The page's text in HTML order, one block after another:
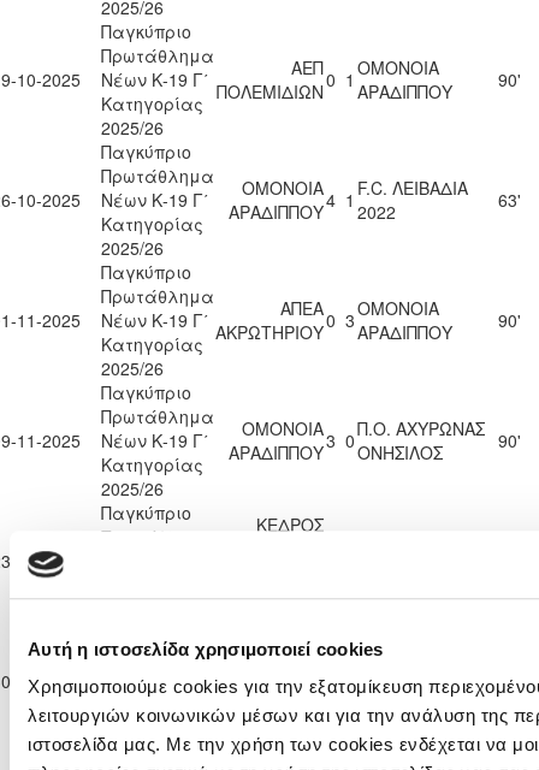
Αυτή η ιστοσελίδα χρησιμοποιεί cookies
Χρησιμοποιούμε cookies για την εξατομίκευση
λειτουργιών κοινωνικών μέσων και για την ανάλυση της
ιστοσελίδα μας. Με την χρήση των cookies ενδέχεται να
2025/26
10-2025
Παγκύπριο
Πρωτάθλημα
Νέων Κ-19 Γ΄
Κατηγορίας
2025/26
ΑΕΠ
ΠΟΛΕΜΙΔΙΩΝ0 1 ΟΜΟΝΟΙΑ
ΑΡΑΔΙΠΠΟΥ
90'
10-2025
Παγκύπριο
Πρωτάθλημα
Νέων Κ-19 Γ΄
Κατηγορίας
2025/26
ΟΜΟΝΟΙΑ
ΑΡΑΔΙΠΠΟΥ4 1 F.C. ΛΕΙΒΑΔΙΑ
2022
63'
11-2025
Παγκύπριο
Πρωτάθλημα
Νέων Κ-19 Γ΄
Κατηγορίας
2025/26
ΑΠΕΑ
ΑΚΡΩΤΗΡΙΟΥ0 3ΟΜΟΝΟΙΑ
ΑΡΑΔΙΠΠΟΥ
90'
11-2025
Παγκύπριο
Πρωτάθλημα
Νέων Κ-19 Γ΄
Κατηγορίας
2025/26
ΟΜΟΝΟΙΑ
ΑΡΑΔΙΠΠΟΥ3 0Π.Ο. ΑΧΥΡΩΝΑΣ
ΟΝΗΣΙΛΟΣ
90'
11-2025
Παγκύπριο
Πρωτάθλημα
ΚΕΔΡΟΣ
ΣΚΥΛΛΟΥΡΑΣ
11-2025
Πρωτάθλημα
Νέων Κ-19 Γ΄
Κατηγορίας
2025/26
ΑΡΑΔΙΠΠΟΥ8 0ΨΕΥΔΑ
90'
Παγκύπριο